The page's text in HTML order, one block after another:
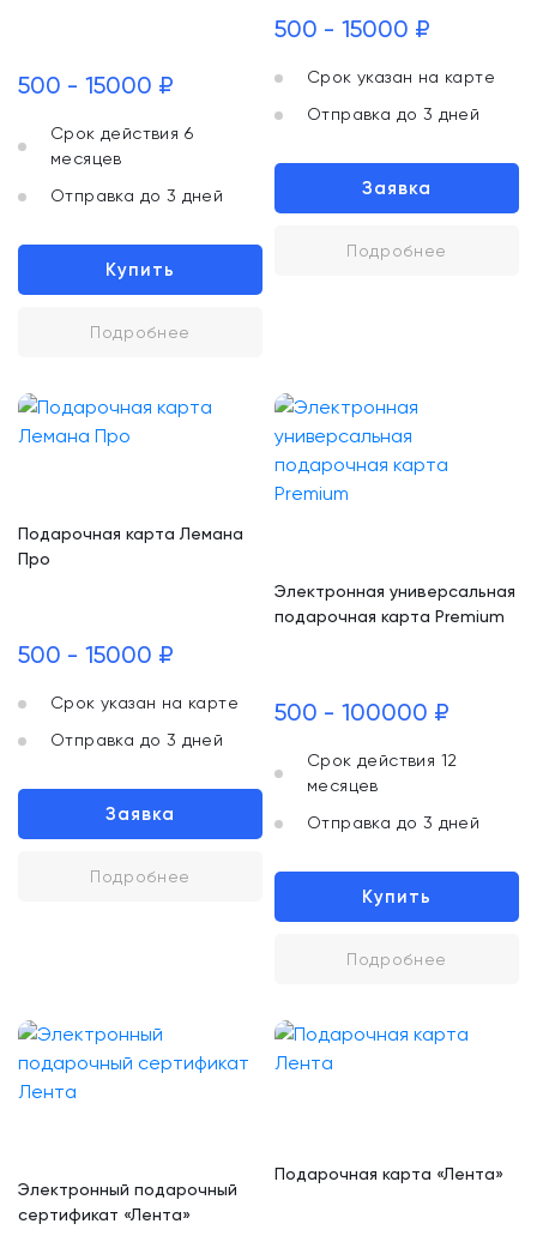
500 - 15000 ₽
Срок действия 6
месяцев
Отправка до 3 дней
Купить
Подробнее
500 - 15000 ₽
Срок указан на карте
Отправка до 3 дней
Заявка
Подробнее
Подарочная карта Лемана
Про
500 - 15000 ₽
Срок указан на карте
Отправка до 3 дней
Заявка
Подробнее
Электронная универсальная
подарочная карта Premium
500 - 100000 ₽
Срок действия 12
месяцев
Отправка до 3 дней
Купить
Подробнее
Электронный подарочный
сертификат «Лента»
Подарочная карта «Лента»